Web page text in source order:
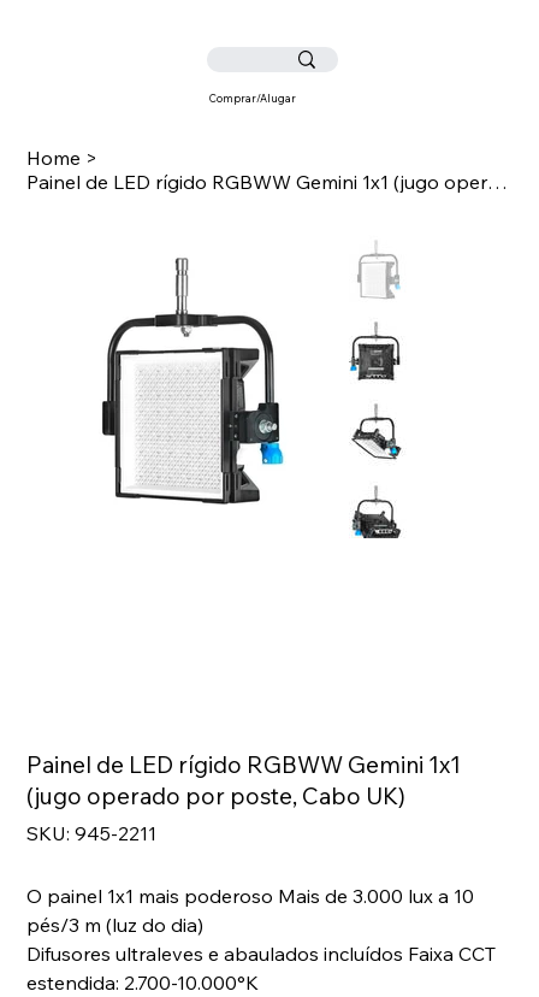
Comprar/Alugar
Home >
Painel de LED rígido RGBWW Gemini 1x1 (jugo operado por poste, Cabo UK)
Painel de LED rígido RGBWW Gemini 1x1
(jugo operado por poste, Cabo UK)
SKU: SKU
945-
945-2211
O painel 1x1 mais poderoso Mais de 3.000 lux a 10
pés/3 m (luz do dia)
Difusores ultraleves e abaulados incluídos Faixa CCT
estendida: 2.700-10.000°K